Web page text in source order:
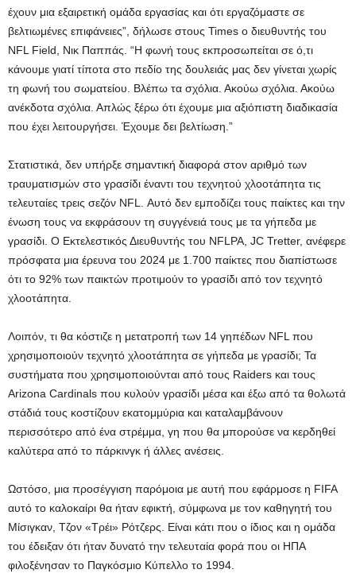
έχουν μια εξαιρετική ομάδα εργασίας και ότι εργαζόμαστε σε
βελτιωμένες επιφάνειες”, δήλωσε στους Times ο διευθυντής του
NFL Field, Νικ Παππάς. “Η φωνή τους εκπροσωπείται σε ό,τι
κάνουμε γιατί τίποτα στο πεδίο της δουλειάς μας δεν γίνεται χωρίς
τη φωνή του σωματείου. Βλέπω τα σχόλια. Ακούω σχόλια. Ακούω
ανέκδοτα σχόλια. Απλώς ξέρω ότι έχουμε μια αξιόπιστη διαδικασία
που έχει λειτουργήσει. Έχουμε δει βελτίωση.”
Στατιστικά, δεν υπήρξε σημαντική διαφορά στον αριθμό των
τραυματισμών στο γρασίδι έναντι του τεχνητού χλοοτάπητα τις
τελευταίες τρεις σεζόν NFL. Αυτό δεν εμποδίζει τους παίκτες και την
ένωση τους να εκφράσουν τη συγγένειά τους με τα γήπεδα με
γρασίδι. Ο Εκτελεστικός Διευθυντής του NFLPA, JC Tretter, ανέφερε
πρόσφατα μια έρευνα του 2024 με 1.700 παίκτες που διαπίστωσε
ότι το 92% των παικτών προτιμούν το γρασίδι από τον τεχνητό
χλοοτάπητα.
Λοιπόν, τι θα κόστιζε η μετατροπή των 14 γηπέδων NFL που
χρησιμοποιούν τεχνητό χλοοτάπητα σε γήπεδα με γρασίδι; Τα
συστήματα που χρησιμοποιούνται από τους Raiders και τους
Arizona Cardinals που κυλούν γρασίδι μέσα και έξω από τα θολωτά
στάδιά τους κοστίζουν εκατομμύρια και καταλαμβάνουν
περισσότερο από ένα στρέμμα, γη που θα μπορούσε να κερδηθεί
καλύτερα από το πάρκινγκ ή άλλες ανέσεις.
Ωστόσο, μια προσέγγιση παρόμοια με αυτή που εφάρμοσε η FIFA
αυτό το καλοκαίρι θα ήταν εφικτή, σύμφωνα με τον καθηγητή του
Μίσιγκαν, Τζον «Τρέι» Ρότζερς. Είναι κάτι που ο ίδιος και η ομάδα
του έδειξαν ότι ήταν δυνατό την τελευταία φορά που οι ΗΠΑ
φιλοξένησαν το Παγκόσμιο Κύπελλο το 1994.